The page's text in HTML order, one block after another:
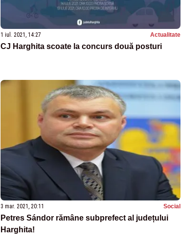
1 iul. 2021, 14:27 Actualitate
CJ Harghita scoate la concurs două posturi
3 mar. 2021, 20:11 Social
Petres Sándor rămâne subprefect al județului
Harghita!